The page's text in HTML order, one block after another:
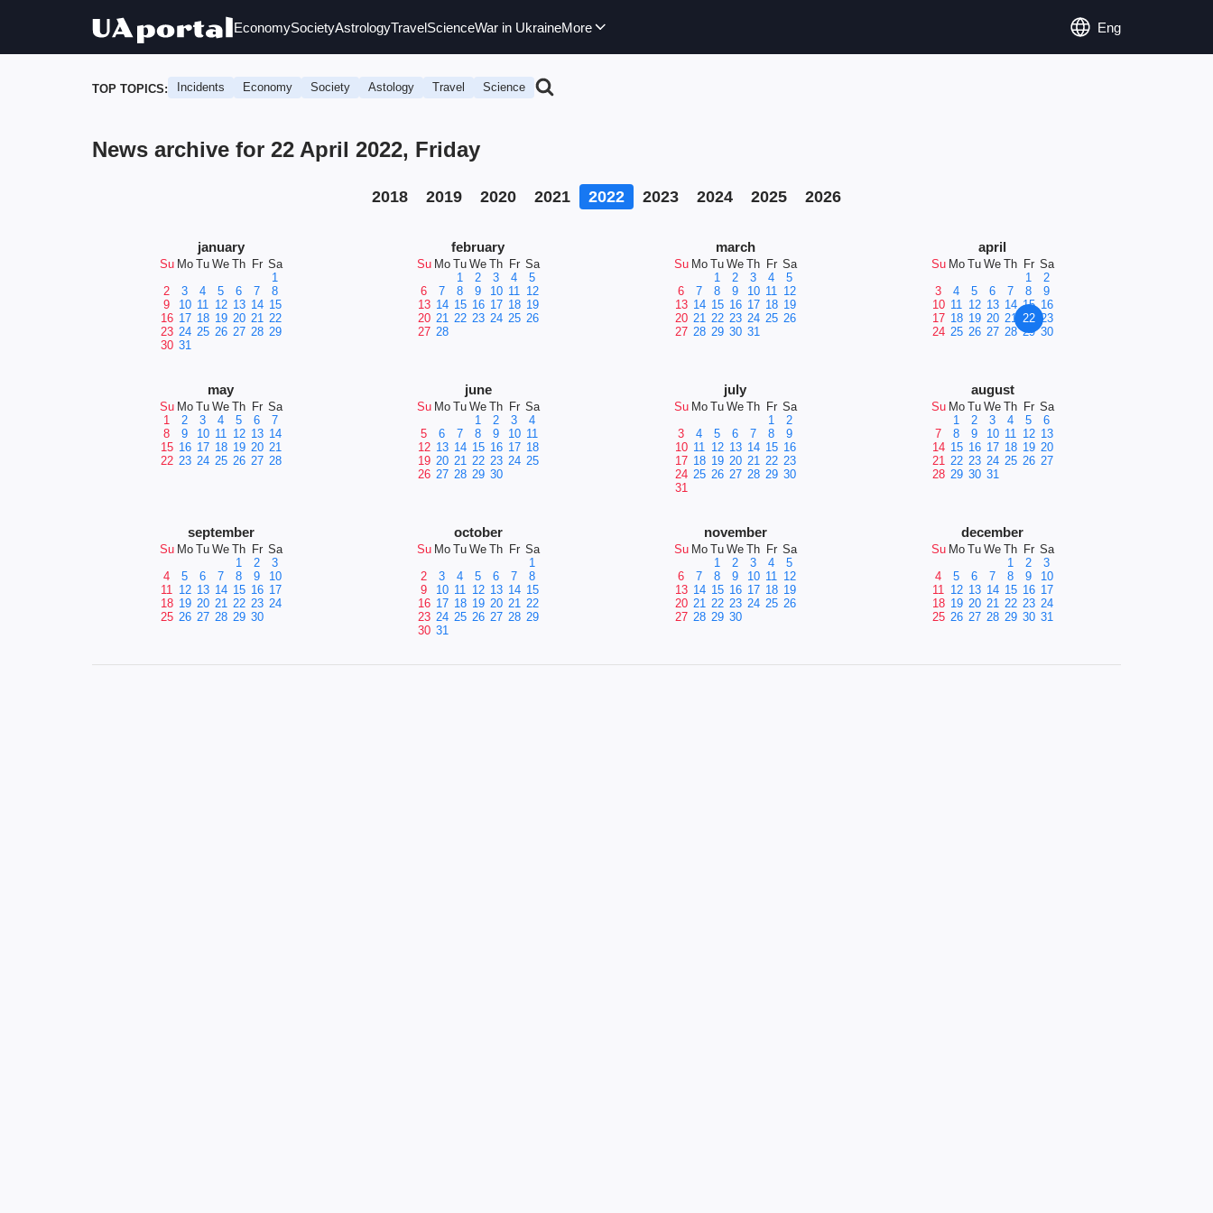
EconomySocietyAstrologyTravelScienceWar in UkraineMore Eng
TOP TOPICS: Incidents Economy Society Astology Travel Science
News archive for 22 April 2022, Friday
2018 2019 2020 2021 2022 2023 2024 2025 2026
january
Su Mo Tu We Th Fr Sa
1
2
3 4 5 6 7
8
9
10 11 12 13 14 15
16 17 18 19 20 21 22
23 24 25 26 27 28 29
30 31
february
Su Mo Tu We Th Fr Sa
1
2 3 4
5
6
7 8 9 10 11 12
13 14 15 16 17 18 19
20 21 22 23 24 25 26
27 28
march
Su Mo Tu We Th Fr Sa
1
2 3 4
5
6
7 8 9 10 11 12
13 14 15 16 17 18 19
20 21 22 23 24 25 26
27 28 29 30 31
april
Su Mo Tu We Th Fr Sa
1
2
3
4 5 6 7 8
9
10 11 12 13 14 15 16
17 18 19 20 21 22 23
24 25 26 27 28 29 30
may
Su Mo Tu We Th Fr Sa
1
2 3 4 5 6
7
8
9 10 11 12 13 14
15 16 17 18 19 20 21
22 23 24 25 26 27 28
june
Su Mo Tu We Th Fr Sa
1
2 3
4
5
6 7 8 9 10 11
12 13 14 15 16 17 18
19 20 21 22 23 24 25
26 27 28 29 30
july
Su Mo Tu We Th Fr Sa
1
2
3
4 5 6 7 8
9
10 11 12 13 14 15 16
17 18 19 20 21 22 23
24 25 26 27 28 29 30
31
august
Su Mo Tu We Th Fr Sa
1
2 3 4 5
6
7
8 9 10 11 12 13
14 15 16 17 18 19 20
21 22 23 24 25 26 27
28 29 30 31
september
Su Mo Tu We Th Fr Sa
1
2
3
4
5 6 7 8 9
10
11 12 13 14 15 16 17
18 19 20 21 22 23 24
25 26 27 28 29 30
october
Su Mo Tu We Th Fr Sa
1
2
3 4 5 6 7
8
9
10 11 12 13 14 15
16 17 18 19 20 21 22
23 24 25 26 27 28 29
30 31
november
Su Mo Tu We Th Fr Sa
1
2 3 4
5
6
7 8 9 10 11 12
13 14 15 16 17 18 19
20 21 22 23 24 25 26
27 28 29 30
december
Su Mo Tu We Th Fr Sa
1
2
3
4
5 6 7 8 9
10
11 12 13 14 15 16 17
18 19 20 21 22 23 24
25 26 27 28 29 30 31